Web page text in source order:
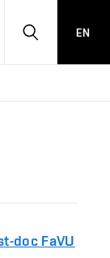
HLEDAT
EN
doc FaVU